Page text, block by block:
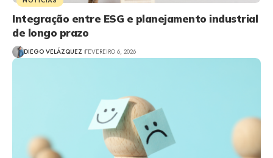
Integração entre ESG e planejamento industrial
de longo prazo
DIEGO VELÁZQUEZ FEVEREIRO 6, 2026